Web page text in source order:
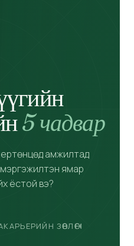
5чадвар
амжилтад
мэргэжилтэн ямар
ёстой вэ?
КАРЬЕРИЙН ЗӨВЛӨГӨӨ